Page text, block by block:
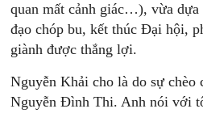
quan mất cảnh giác…), vừa dựa
đạo chóp bu, kết thúc Đại hội,
giành được thắng lợi.
Nguyễn Khải cho là do sự chèo
Nguyễn Đình Thi. Anh nói với